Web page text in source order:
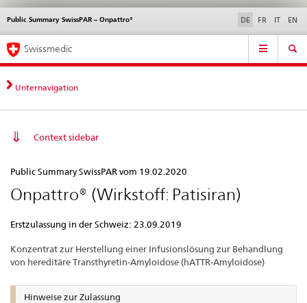
Direktnavigation
News,
Rechtsgrundlagen,
Kontakt
News & Updates Kontakt | Support & Hilfe
Public Summary SwissPAR – Onpattro®
Sprachwahl DE FR IT EN
Service
Hauptnavigation
Swissmedic
Unternavigation
Context sidebar
Summary
SwissPAR
–
Public Summary SwissPAR vom 19.02.2020
Onpattro® (Wirkstoff: Patisiran)
Erstzulassung in der Schweiz: 23.09.2019
Konzentrat zur Herstellung einer Infusionslösung zur Behandlung
von hereditäre Transthyretin-Amyloidose (hATTR-Amyloidose)
Hinweise zur Zulassung